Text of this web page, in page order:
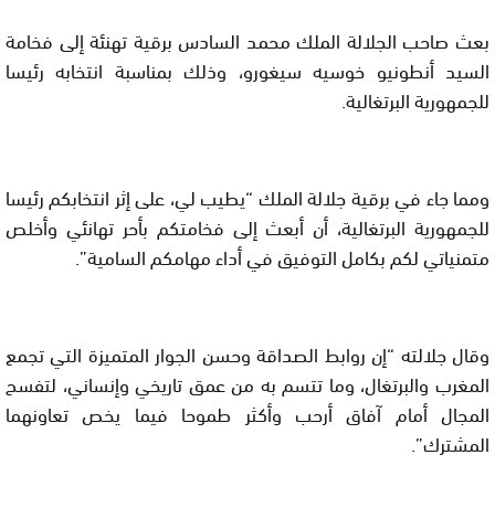
بعث صاحب الجلالة الملك محمد السادس برقية تهنئة إلى فخامة
السيد أنطونيو خوسيه سيغورو، وذلك بمناسبة انتخابه رئيسا
للجمهورية البرتغالية.
ومما جاء في برقية جلالة الملك “يطيب لي، على إثر انتخابكم رئيسا
للجمهورية البرتغالية، أن أبعث إلى فخامتكم بأحر تهانئي وأخلص
متمنياتي لكم بكامل التوفيق في أداء مهامكم السامية”.
وقال جلالته “إن روابط الصداقة وحسن الجوار المتميزة التي تجمع
المغرب والبرتغال، وما تتسم به من عمق تاريخي وإنساني، لتفسح
المجال أمام آفاق أرحب وأكثر طموحا فيما يخص تعاونهما
المشترك”.